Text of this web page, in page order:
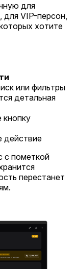
для
для VIP-персон,
хотите
или фильтры
детальная
действие
с пометкой
перестанет